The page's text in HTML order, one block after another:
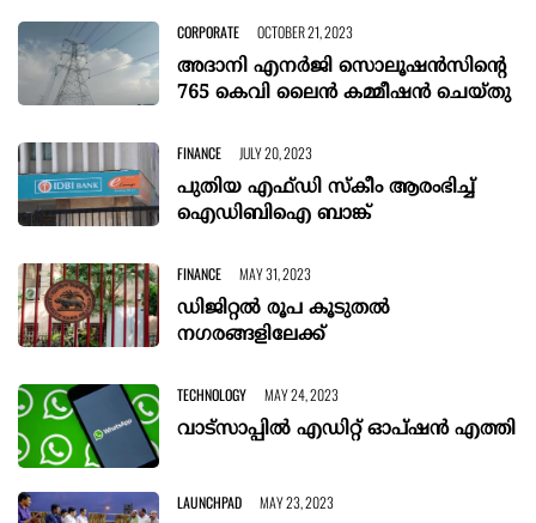
CORPORATE OCTOBER 21, 2023
അദാനി എനര്‍ജി സൊലൂഷന്‍സിന്റെ
765 കെവി ലൈന്‍ കമ്മീഷന്‍ ചെയ്തു
FINANCE JULY 20, 2023
പുതിയ എഫ്ഡി സ്‌കീം ആരംഭിച്ച്
ഐഡിബിഐ ബാങ്ക്
FINANCE MAY 31, 2023
ഡിജിറ്റല്‍ രൂപ കൂടുതല്‍
നഗരങ്ങളിലേക്ക്
TECHNOLOGY MAY 24, 2023
വാട്‌സാപ്പില്‍ എഡിറ്റ് ഓപ്ഷന്‍ എത്തി
LAUNCHPAD MAY 23, 2023